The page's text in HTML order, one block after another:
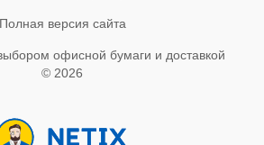
Полная версия сайта
офисной бумаги и доставкой
© 2026